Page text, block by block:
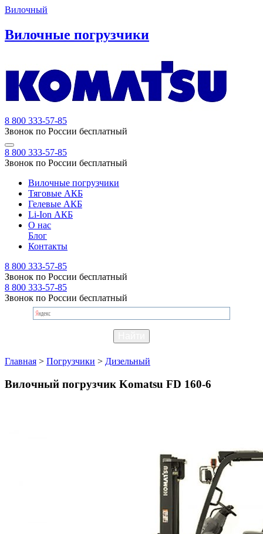
Вилочный
Вилочные погрузчики
8 800 333-57-85
Звонок по России бесплатный
8 800 333-57-85
Звонок по России бесплатный
Вилочные погрузчики
Тяговые АКБ
Гелевые АКБ
Li-Ion АКБ
О нас
Блог
Контакты
8 800 333-57-85
Звонок по России бесплатный
8 800 333-57-85
Звонок по России бесплатный
Главная > Погрузчики > Дизельный
Вилочный погрузчик Komatsu FD 160-6